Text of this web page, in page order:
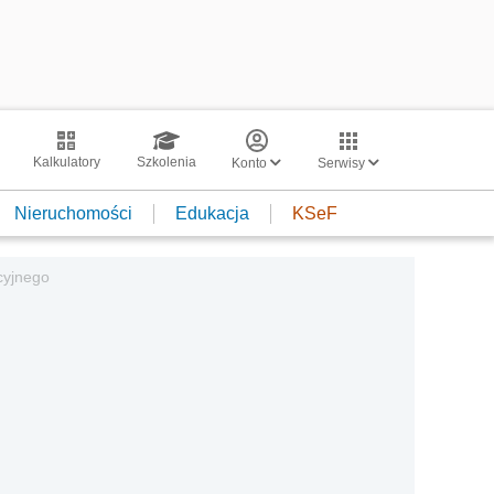
Kalkulatory Szkolenia Konto Serwisy
Nieruchomości Edukacja KSeF